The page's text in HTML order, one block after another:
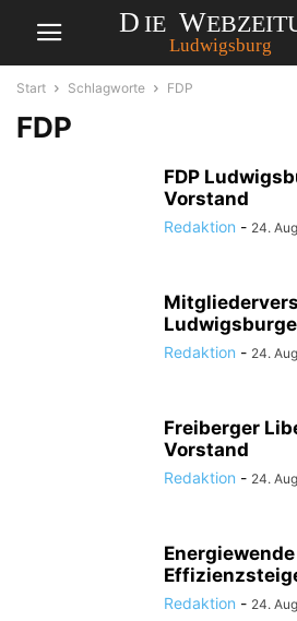
Start Schlagworte FDP
FDP
FDP
Vorstand
Redaktion - 24.
Redaktion - 24.
Freiberger
Vorstand
Redaktion - 24.
Redaktion - 24.